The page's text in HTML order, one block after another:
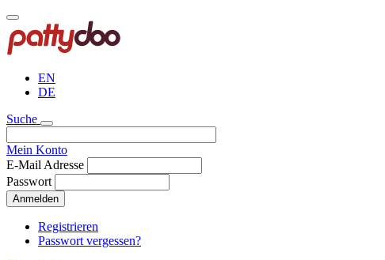
Direkt
zum
Inhalt
EN
DE
Suche
Mein Konto
E-Mail Adresse
Passwort
Anmelden
Registrieren
Passwort vergessen?